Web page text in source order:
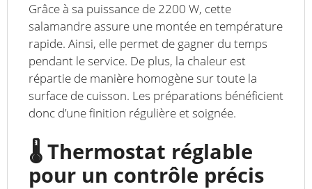
Grâce à sa puissance de 2200 W, cette
salamandre assure une montée en température
rapide. Ainsi, elle permet de gagner du temps
pendant le service. De plus, la chaleur est
répartie de manière homogène sur toute la
surface de cuisson. Les préparations bénéficient
donc d’une finition régulière et soignée.
🌡️ Thermostat réglable
pour un contrôle précis